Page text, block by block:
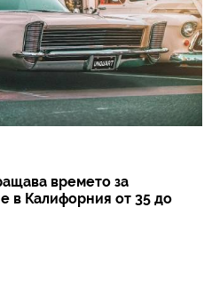
времето за
в Калифорния от 35 до